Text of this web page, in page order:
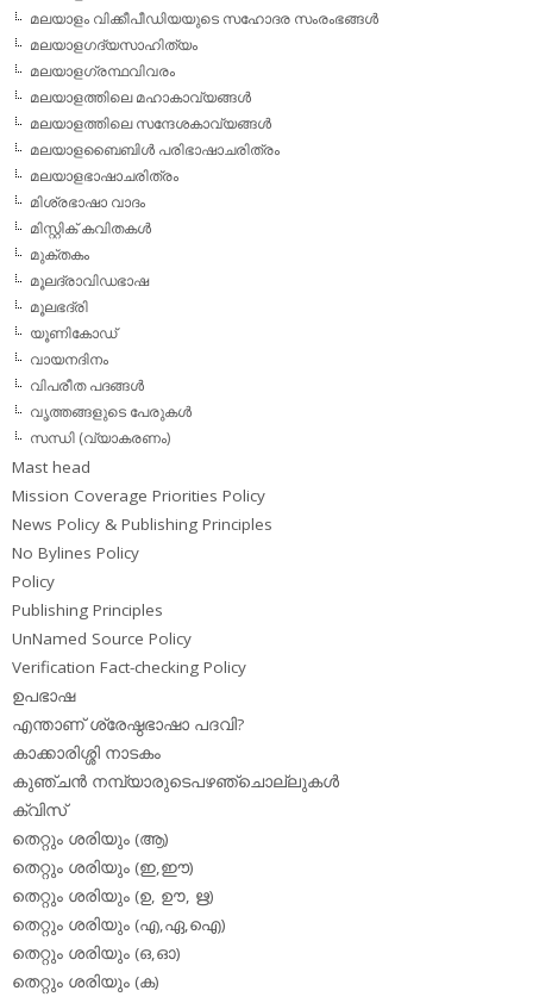
മലയാളം വിക്കീപീഡിയയുടെ സഹോദര സംരംഭങ്ങള്‍
മലയാളഗദ്യസാഹിത്യം
മലയാളഗ്രന്ഥവിവരം
മലയാളത്തിലെ മഹാകാവ്യങ്ങള്‍
മലയാളത്തിലെ സന്ദേശകാവ്യങ്ങള്‍
മലയാളബൈബിള്‍ പരിഭാഷാചരിത്രം
മലയാളഭാഷാചരിത്രം
മിശ്രഭാഷാ വാദം
മിസ്റ്റിക് കവിതകള്‍
മുക്തകം
മൂലദ്രാവിഡഭാഷ
മൂലഭദ്രി
യൂണികോഡ്
വായനദിനം
വിപരീത പദങ്ങള്‍
വൃത്തങ്ങളുടെ പേരുകള്‍
സന്ധി (വ്യാകരണം)
Mast head
Mission Coverage Priorities Policy
News Policy & Publishing Principles
No Bylines Policy
Policy
Publishing Principles
UnNamed Source Policy
Verification Fact-checking Policy
ഉപഭാഷ
എന്താണ് ശ്രേഷ്ഠഭാഷാ പദവി?
കാക്കാരിശ്ശി നാടകം
കുഞ്ചന്‍ നമ്പ്യാരുടെപഴഞ്ചൊല്ലുകള്‍
ക്വിസ്
തെറ്റും ശരിയും (ആ)
തെറ്റും ശരിയും (ഇ,ഈ)
തെറ്റും ശരിയും (ഉ, ഊ, ഋ)
തെറ്റും ശരിയും (എ,ഏ,ഐ)
തെറ്റും ശരിയും (ഒ,ഓ)
തെറ്റും ശരിയും (ക)